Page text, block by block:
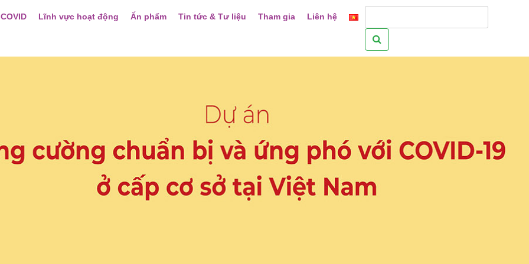
Lĩnh vực hoạt động Ấn phẩm Tin tức & Tư liệu Tham gia Liên hệ